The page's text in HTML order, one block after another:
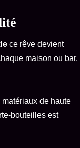
ce rêve devient
maison ou bar.
de haute
bouteilles est